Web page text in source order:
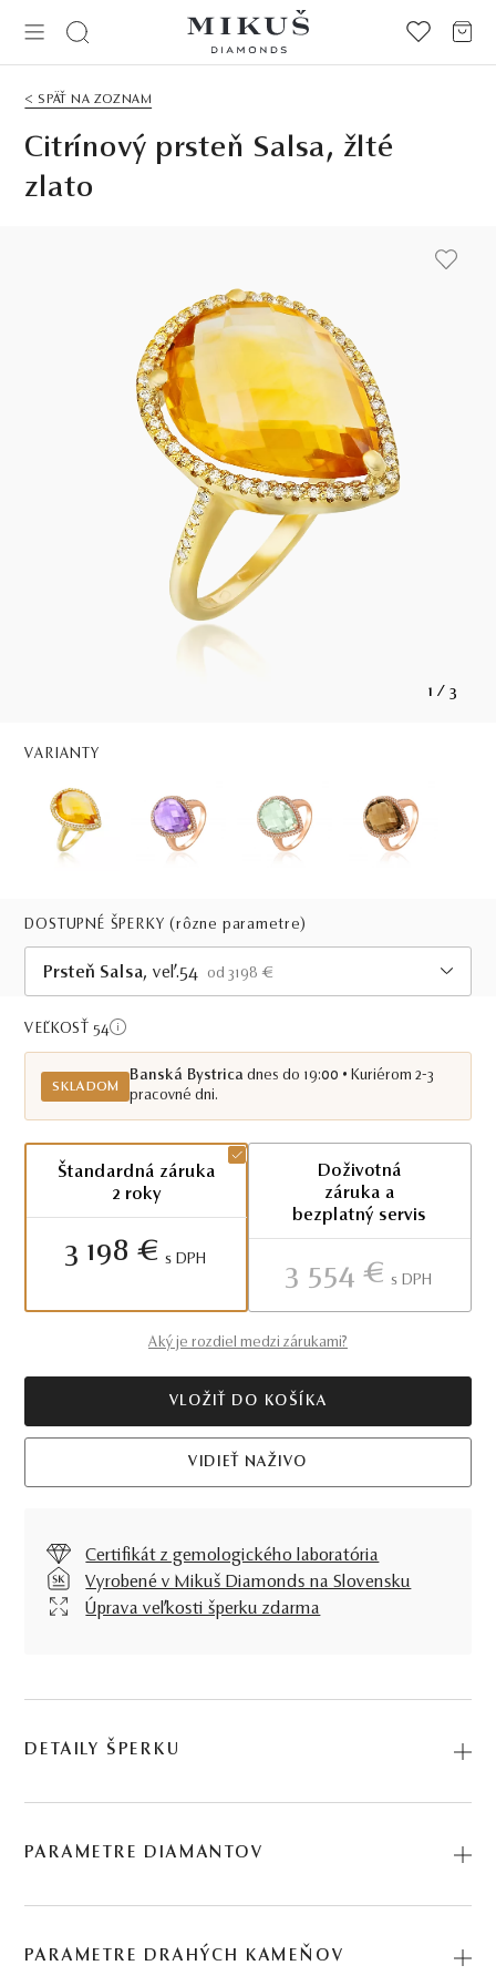
< SPÄŤ NA ZOZNAM
Citrínový prsteň Salsa, žlté
zlato
1 / 3
VARIANTY
DOSTUPNÉ ŠPERKY(rôzne parametre)
Prsteň Salsa, veľ.54
od 3198 €
Skladom BB
VEĽKOSŤ 54
SKLADOM
Banská Bystrica dnes do 19:00 • Kuriérom 2-3
pracovné dni.
Štandardná záruka
2 roky
3 198 € S DPH
Doživotná
záruka a
bezplatný servis
3 554 € S DPH
Aký je rozdiel medzi zárukami?
VLOŽIŤ DO KOŠÍKA
VIDIEŤ NAŽIVO
Certifikát z gemologického laboratória
Vyrobené v Mikuš Diamonds na Slovensku
Úprava veľkosti šperku zdarma
DETAILY ŠPERKU
prírodné materiály: žlté zlato, citrín, diamant. Kód:
0.148 ct
PARAMETRE DIAMANTOV
PARAMETRE DRAHÝCH KAMEŇOV